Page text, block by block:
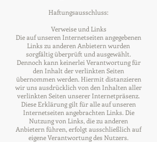
Haftungsausschluss:
Verweise und Links
Die auf unseren Internetseiten angegebenen
Links zu anderen Anbietern wurden
sorgfältig überprüft und ausgewählt.
Dennoch kann keinerlei Verantwortung für
den Inhalt der verlinkten Seiten
übernommen werden. Hiermit distanzieren
wir uns ausdrücklich von den Inhalten aller
verlinkten Seiten unserer Internetpräsenz.
Diese Erklärung gilt für alle auf unseren
Internetseiten angebrachten Links. Die
Nutzung von Links, die zu anderen
Anbietern führen, erfolgt ausschließlich auf
eigene Verantwortung des Nutzers.